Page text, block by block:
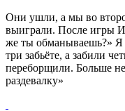
Они ушли, а мы во
выиграли. После игры
же ты обманываешь?»
три забьёте, а забили
переборщили. Больше
раздевалку»